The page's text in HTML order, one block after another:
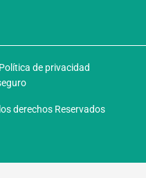
Política de privacidad
derechos Reservados